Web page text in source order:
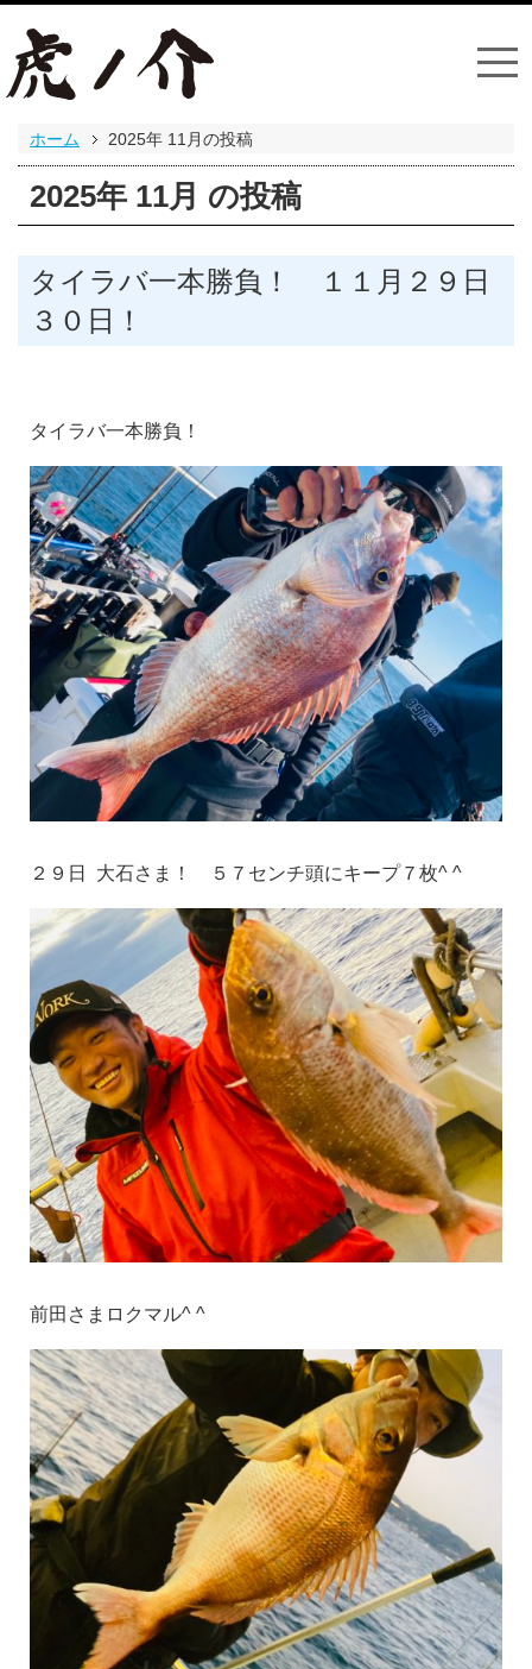
ホーム 2025年 11月の投稿
2025年 11月 の投稿
タイラバ一本勝負！ １１月２９日
３０日！
タイラバ一本勝負！
２９日 大石さま！ ５７センチ頭にキープ７枚^ ^
前田さまロクマル^ ^